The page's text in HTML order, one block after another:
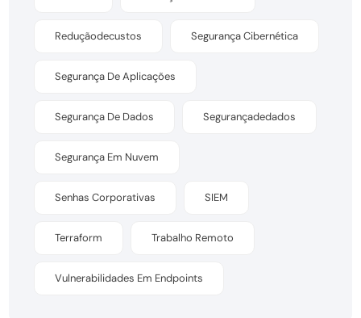
Reduçãodecustos Segurança Cibernética
Segurança De Aplicações
Segurança De Dados Segurançadedados
Segurança Em Nuvem
Senhas Corporativas SIEM
Terraform Trabalho Remoto
Vulnerabilidades Em Endpoints